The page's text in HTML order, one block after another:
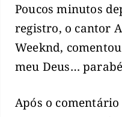
Poucos minutos
registro, o cantor
Weeknd,
meu Deus…
Após o comentário